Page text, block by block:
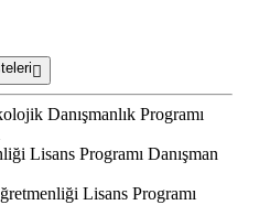
Danışmanlık Programı
Lisans Programı Danışman
Lisans Programı